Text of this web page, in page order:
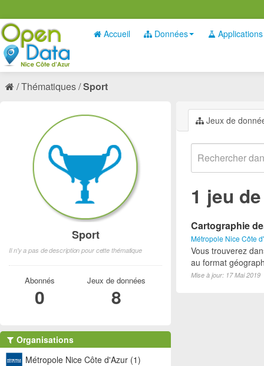
Accueil Données Applications
Thématiques Sport
Jeux de
1 jeu
Cartographie
Métropole Nice Côte
Vous trouverez
au format
Mise à jour: 17 Mai 2019
Sport
Il n'y a pas de description pour cette thématique
Abonnés
0
Jeux de données
8
Organisations
Métropole Nice Côte d'Azur (1)